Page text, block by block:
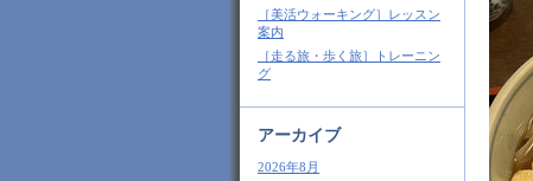
［美活ウォーキング］レッスン
案内
［走る旅・歩く旅］トレーニン
グ
アーカイブ
2026年8月